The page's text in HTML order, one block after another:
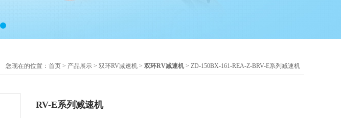
您现在的位置： 首页 > 产品展示 > 双环RV减速机 > 双环RV减速机 > ZD-150BX-161-REA-Z-BRV-E系列减速机
RV-E系列减速机